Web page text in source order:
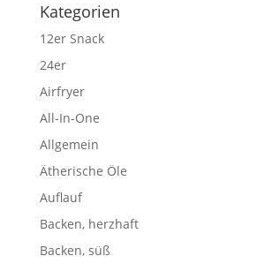
Kategorien
12er Snack
24er
Airfryer
All-In-One
Allgemein
Ätherische Öle
Auflauf
Backen, herzhaft
Backen, süß